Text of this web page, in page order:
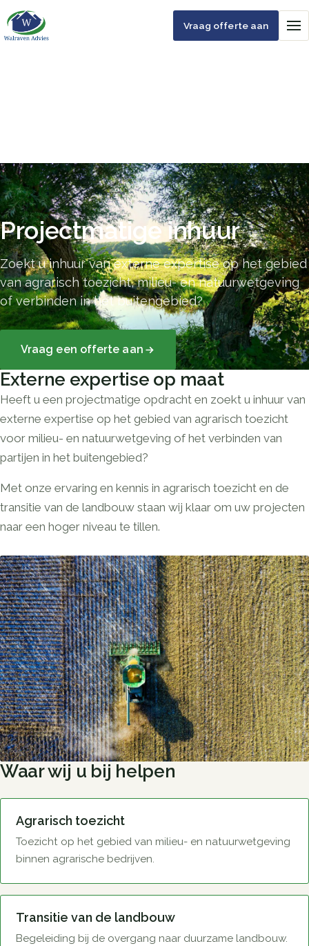
Vraag offerte aan
Projectmatige inhuur
Zoekt u inhuur van externe expertise op het gebied
van agrarisch toezicht, milieu- en natuurwetgeving
of verbinden in het buitengebied?
Vraag een offerte aan
Externe expertise op maat
Heeft u een projectmatige opdracht en zoekt u inhuur van
externe expertise op het gebied van agrarisch toezicht
voor milieu- en natuurwetgeving of het verbinden van
partijen in het buitengebied?
Met onze ervaring en kennis in agrarisch toezicht en de
transitie van de landbouw staan wij klaar om uw projecten
naar een hoger niveau te tillen.
Waar wij u bij helpen
Agrarisch toezicht
Toezicht op het gebied van milieu- en natuurwetgeving
binnen agrarische bedrijven.
Transitie van de landbouw
Begeleiding bij de overgang naar duurzame landbouw.